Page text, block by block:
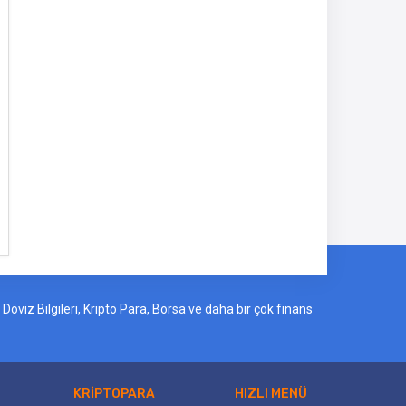
Bilgileri, Kripto Para, Borsa ve daha bir çok finans
KRİPTOPARA HIZLI MENÜ